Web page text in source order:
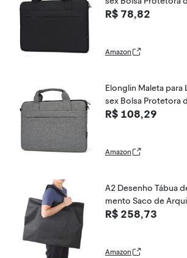
olsa para Notebook
R$ 78,82
Amazon
Elonglin Maleta
sex Bolsa Protetora
olsa para Notebook
R$ 108,29
Amazon
A2 Desenho Tábua
mento Saco de
porte de
egadas
R$ 258,73
Amazon